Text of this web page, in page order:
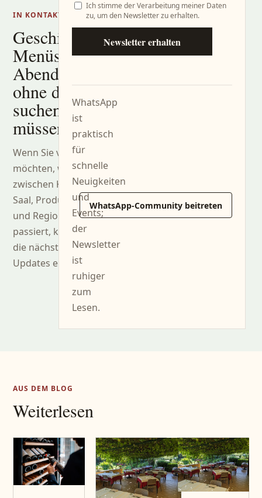
IN KONTAKT BLEIBEN
Geschichten,
Menüs und
Abende,
ohne danach
suchen zu
müssen.
Wenn Sie verfolgen
möchten, was
zwischen Küche,
Saal, Produzenten
und Region
passiert, können Sie
die nächsten
Updates erhalten.
Ich stimme der Verarbeitung meiner Daten
zu, um den Newsletter zu erhalten.
Newsletter erhalten
WhatsApp
ist
praktisch
für
schnelle
Neuigkeiten
und
Events;
der
Newsletter
ist
ruhiger
zum
Lesen.
WhatsApp-Community beitreten
AUS DEM BLOG
Weiterlesen